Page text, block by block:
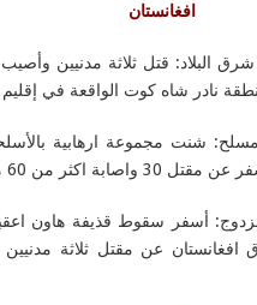
افغانستان
في انفجار شرق البلاد: قتل ثلاثة
نادر شاه كوت الواقعة في
شنت مجموعة ارهابية
بينهم نساء واطفال.
مزدوج: أسفر سقوط قذيفة هاون
عن مقتل ثلاثة مدنيين